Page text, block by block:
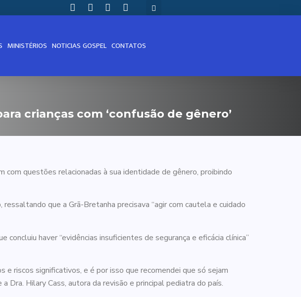
MINISTÉRIOS NOTICIAS GOSPEL CONTATOS
crianças com ‘confusão de gênero’
questões relacionadas à sua identidade de gênero, proibindo
que a Grã-Bretanha precisava “agir com cautela e cuidado
haver “evidências insuficientes de segurança e eficácia clínica”
riscos significativos, e é por isso que recomendei que só sejam
Dra. Hilary Cass, autora da revisão e principal pediatra do país.